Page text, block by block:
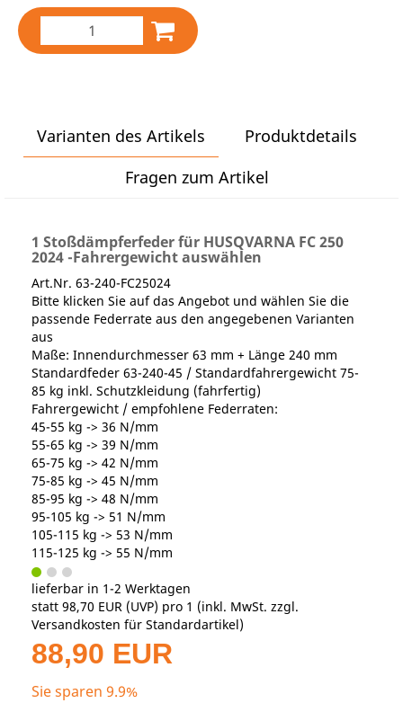
Varianten des Artikels
Produktdetails
Fragen zum Artikel
1 Stoßdämpferfeder für HUSQVARNA FC 250
2024 -Fahrergewicht auswählen
Art.Nr. 63-240-FC25024
Bitte klicken Sie auf das Angebot und wählen Sie die
passende Federrate aus den angegebenen Varianten
aus
Maße: Innendurchmesser 63 mm + Länge 240 mm
Standardfeder 63-240-45 / Standardfahrergewicht 75-
85 kg inkl. Schutzkleidung (fahrfertig)
Fahrergewicht / empfohlene Federraten:
45-55 kg -> 36 N/mm
55-65 kg -> 39 N/mm
65-75 kg -> 42 N/mm
75-85 kg -> 45 N/mm
85-95 kg -> 48 N/mm
95-105 kg -> 51 N/mm
105-115 kg -> 53 N/mm
115-125 kg -> 55 N/mm
lieferbar in 1-2 Werktagen
statt 98,70 EUR (UVP) pro 1 (inkl. MwSt. zzgl.
Versandkosten für Standardartikel)
88,90 EUR
Sie sparen 9.9%